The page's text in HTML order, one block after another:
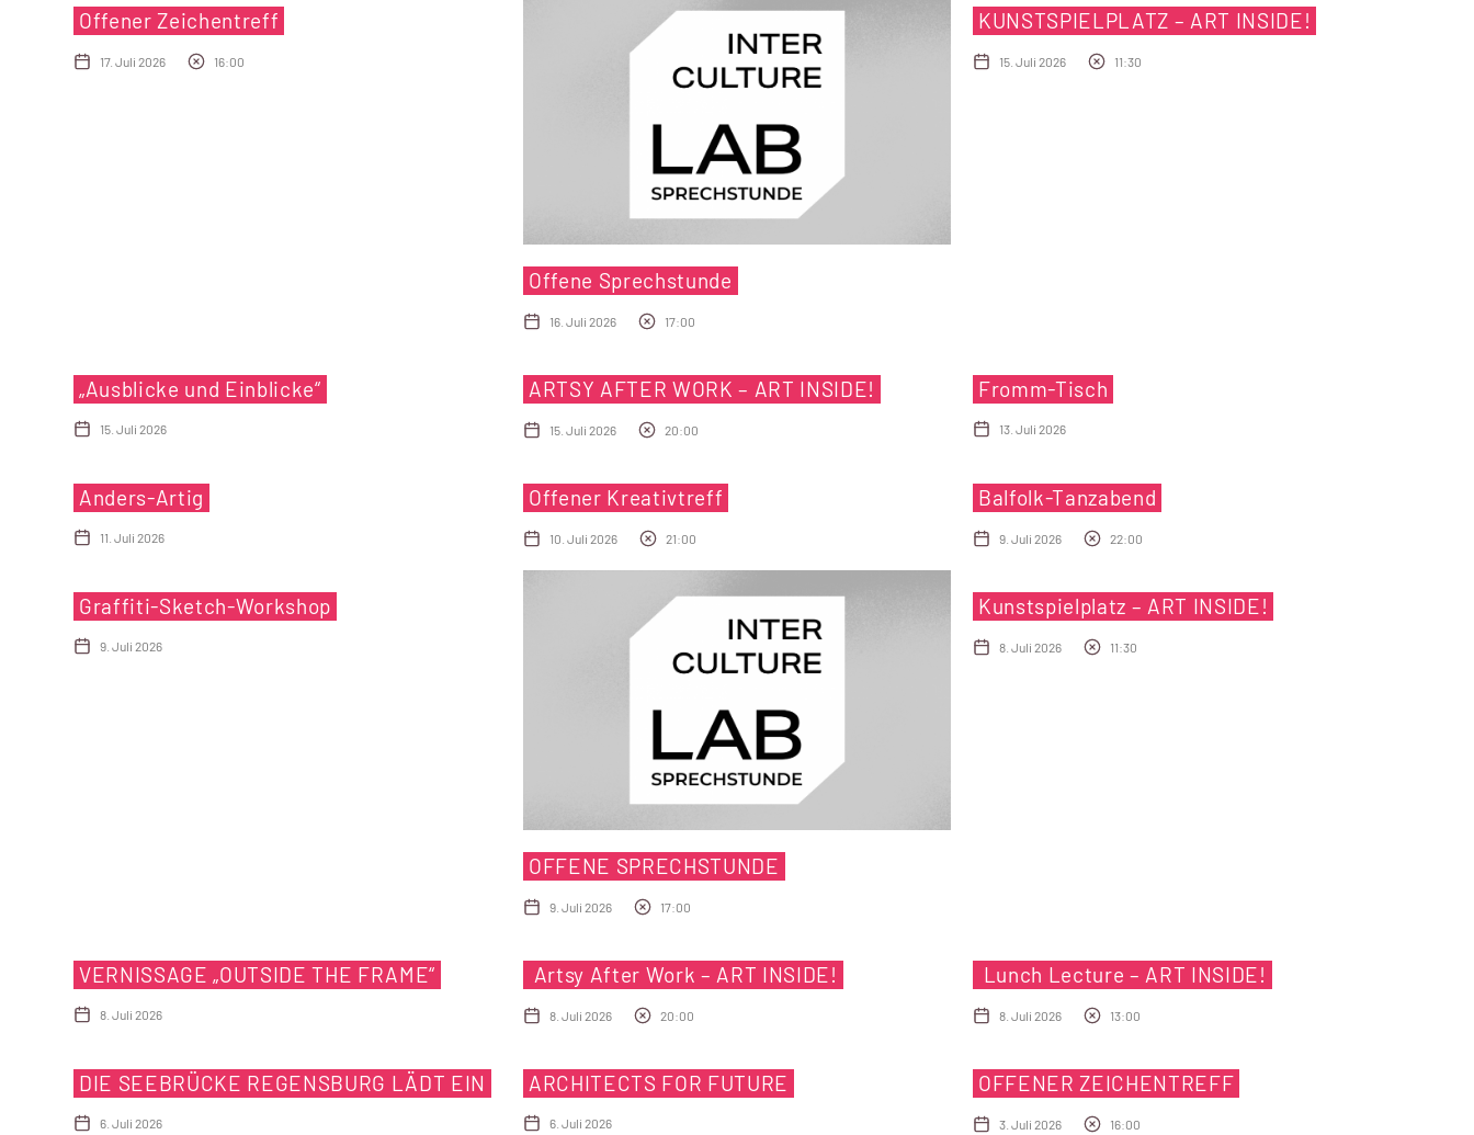
Offener Zeichentreff
17. Juli 2026 16:00
Offene Sprechstunde
16. Juli 2026 17:00
KUNSTSPIELPLATZ – ART INSIDE!
15. Juli 2026 11:30
„Ausblicke und Einblicke“
15. Juli 2026
ARTSY AFTER WORK – ART INSIDE!
15. Juli 2026 20:00
Fromm-Tisch
13. Juli 2026
Anders-Artig
11. Juli 2026
Offener Kreativtreff
10. Juli 2026 21:00
Balfolk-Tanzabend
9. Juli 2026 22:00
Graffiti-Sketch-Workshop
9. Juli 2026
OFFENE SPRECHSTUNDE
9. Juli 2026 17:00
Kunstspielplatz – ART INSIDE!
8. Juli 2026 11:30
VERNISSAGE „OUTSIDE THE FRAME“
8. Juli 2026
Artsy After Work – ART INSIDE!
8. Juli 2026 20:00
Lunch Lecture – ART INSIDE!
8. Juli 2026 13:00
DIE SEEBRÜCKE REGENSBURG LÄDT EIN
6. Juli 2026
ARCHITECTS FOR FUTURE
6. Juli 2026
OFFENER ZEICHENTREFF
3. Juli 2026 16:00